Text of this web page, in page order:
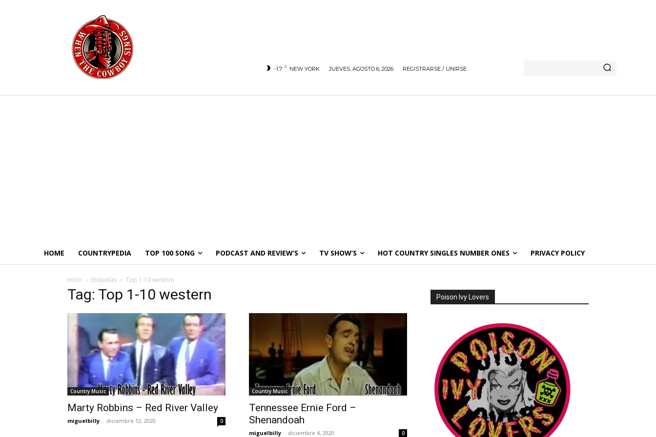
-1.7 C NEW YORK JUEVES, AGOSTO 6, 2026 REGISTRARSE / UNIRSE
HOME COUNTRYPEDIA TOP 100 SONG PODCAST AND REVIEW’S TV SHOW’S HOT COUNTRY SINGLES NUMBER ONES PRIVACY POLICY
Inicio Etiquetas Top 1-10 western
Tag: Top 1-10 western
Country Music
Marty Robbins – Red River Valley
miguelbilly - diciembre 12, 2020 0
Country Music
Tennessee Ernie Ford –
Shenandoah
miguelbilly - diciembre 4, 2020 0
Poison Ivy Lovers